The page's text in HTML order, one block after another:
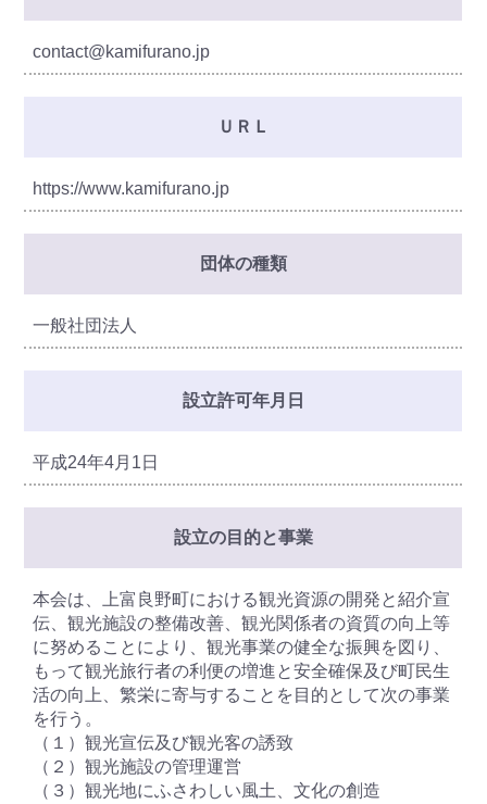
contact@kamifurano.jp
ＵＲＬ
https://www.kamifurano.jp
団体の種類
一般社団法人
設立許可年月日
平成24年4月1日
設立の目的と事業
本会は、上富良野町における観光資源の開発と紹介宣
伝、観光施設の整備改善、観光関係者の資質の向上等
に努めることにより、観光事業の健全な振興を図り、
もって観光旅行者の利便の増進と安全確保及び町民生
活の向上、繁栄に寄与することを目的として次の事業
を行う。
（１）観光宣伝及び観光客の誘致
（２）観光施設の管理運営
（３）観光地にふさわしい風土、文化の創造